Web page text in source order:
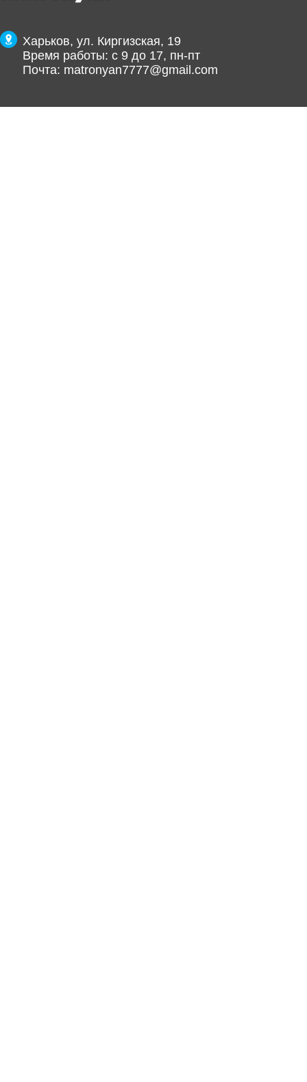
Харьков, ул. Киргизская, 19
Время работы: с 9 до 17, пн-пт
Почта: matronyan7777@gmail.com